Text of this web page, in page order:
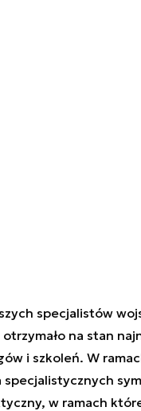
specjalistów
na stan
i szkoleń. W
specjalistycznych
w ramach